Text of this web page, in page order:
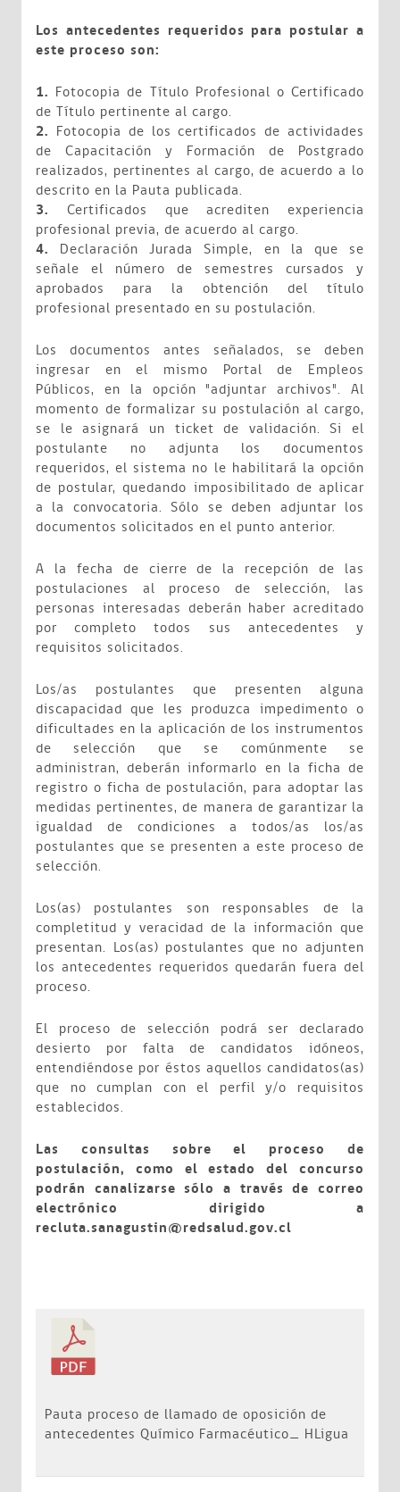
Los antecedentes requeridos para postular a
este proceso son:
1. Fotocopia de Título Profesional o Certificado
de Título pertinente al cargo.
2. Fotocopia de los certificados de actividades
de Capacitación y Formación de Postgrado
realizados, pertinentes al cargo, de acuerdo a lo
descrito en la Pauta publicada.
3. Certificados que acrediten experiencia
profesional previa, de acuerdo al cargo.
4. Declaración Jurada Simple, en la que se
señale el número de semestres cursados y
aprobados para la obtención del título
profesional presentado en su postulación.
Los documentos antes señalados, se deben
ingresar en el mismo Portal de Empleos
Públicos, en la opción "adjuntar archivos". Al
momento de formalizar su postulación al cargo,
se le asignará un ticket de validación. Si el
postulante no adjunta los documentos
requeridos, el sistema no le habilitará la opción
de postular, quedando imposibilitado de aplicar
a la convocatoria. Sólo se deben adjuntar los
documentos solicitados en el punto anterior.
A la fecha de cierre de la recepción de las
postulaciones al proceso de selección, las
personas interesadas deberán haber acreditado
por completo todos sus antecedentes y
requisitos solicitados.
Los/as postulantes que presenten alguna
discapacidad que les produzca impedimento o
dificultades en la aplicación de los instrumentos
de selección que se comúnmente se
administran, deberán informarlo en la ficha de
registro o ficha de postulación, para adoptar las
medidas pertinentes, de manera de garantizar la
igualdad de condiciones a todos/as los/as
postulantes que se presenten a este proceso de
selección.
Los(as) postulantes son responsables de la
completitud y veracidad de la información que
presentan. Los(as) postulantes que no adjunten
los antecedentes requeridos quedarán fuera del
proceso.
El proceso de selección podrá ser declarado
desierto por falta de candidatos idóneos,
entendiéndose por éstos aquellos candidatos(as)
que no cumplan con el perfil y/o requisitos
establecidos.
Las consultas sobre el proceso de
postulación, como el estado del concurso
podrán canalizarse sólo a través de correo
electrónico dirigido a
recluta.sanagustin@redsalud.gov.cl
Pauta proceso de llamado de oposición de
antecedentes Químico Farmacéutico_ HLigua